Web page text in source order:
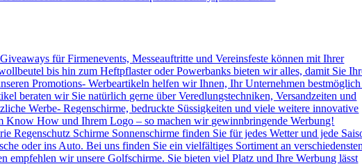
für Firmenevents, Messeauftritte und Vereinsfeste können mit Ihrer
bis hin zum Heftpflaster oder Powerbanks bieten wir alles, damit Sie
Promotions- Werbeartikeln helfen wir Ihnen, Ihr Unternehmen
beraten wir Sie natürlich gerne über Veredlungstechniken, Versandzeiten und
Werbe- Regenschirme, bedruckte Süssigkeiten und viele weitere innovative
Know How und Ihrem Logo – so machen wir gewinnbringende Werbung!
Regenschutz Schirme Sonnenschirme finden Sie für jedes Wetter und jede
oder ins Auto. Bei uns finden Sie ein vielfältiges Sortiment an
empfehlen wir unsere Golfschirme. Sie bieten viel Platz und Ihre Werbung lässt